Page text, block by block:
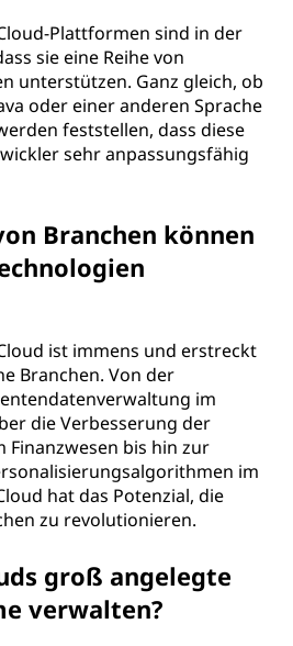
Plattformen sind in der
sie eine Reihe von
unterstützen. Ganz gleich, ob
oder einer anderen Sprache
feststellen, dass diese
sehr anpassungsfähig
Branchen können
ist immens und erstreckt
Branchen. Von der
im
die Verbesserung der
bis hin zur
im
hat das Potenzial, die
zu revolutionieren.
groß angelegte
verwalten?